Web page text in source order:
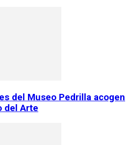
del Museo Pedrilla acogen
del Arte